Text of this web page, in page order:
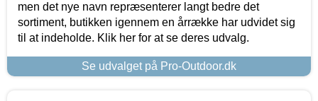
men det nye navn repræsenterer langt bedre det
sortiment, butikken igennem en årrække har udvidet sig
til at indeholde. Klik her for at se deres udvalg.
Se udvalget på Pro-Outdoor.dk